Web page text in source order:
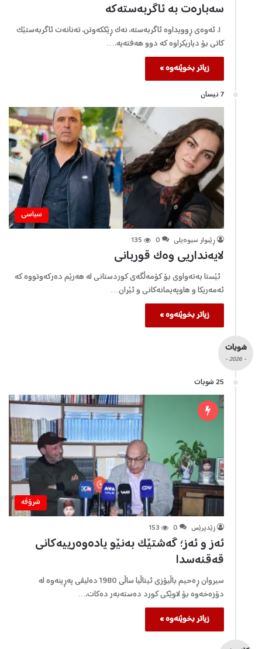
سەبارەت بە ئاگربەستەکە
١. ئەوەی ڕوويداوە ئاگربەستە، نەک ڕێککەوتن، تەنانەت ئاگربەستێک
کاتی بۆ دياريکراوە کە دوو هەفتەیە.…
زیاتر بخوێنەوە »
7 نیسان
سیاسی
ڕێبوار سیوەیلی 0
135
لایەنداریى وەک قوربانى
ئێستا بەتەواوى بۆ کۆمەڵگەى کوردستانى لە هەرێم دەرکەوتووە کە
ئەمەریکا و هاوپەیمانەکانى و ئێران…
زیاتر بخوێنەوە »
شوبات
- 2026 -
25 شوبات
شرۆڤه‌
زێدپرێس 0
153
ئەز و ئەز؛ گەشتێک بەنێو یادەوەرییەکانی
قەقنەسدا
سیروان ڕەحیم باڵیۆزی ئیتاڵیا ساڵی 1980 دەلیڤی پەڕینەوە لە
دۆزەخەوە بۆ لاوێکی کورد دەستەبەر دەکات،…
زیاتر بخوێنەوە »